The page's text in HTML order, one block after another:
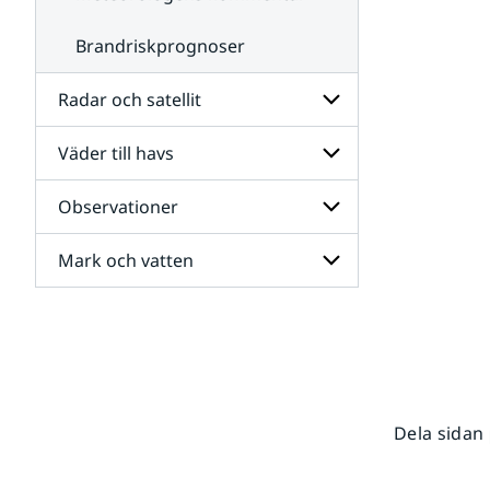
Brandriskprognoser
Radar och satellit
Undersidor
för
Radar
och
satellit
Väder till havs
Undersidor
för
Väder
till
havs
Observationer
Undersidor
för
Mark och vatten
Dela sidan